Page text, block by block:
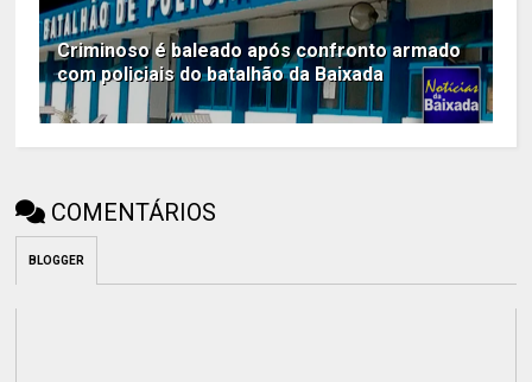
Criminoso é baleado após confronto armado
com policiais do batalhão da Baixada
COMENTÁRIOS
BLOGGER